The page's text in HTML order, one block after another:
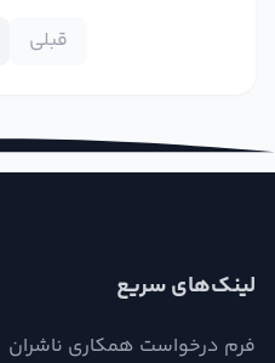
قبلی
لینک‌های سریع
فرم درخواست همکاری ناشران